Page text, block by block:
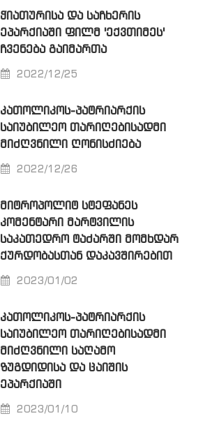
ᲭᲘᲐᲗᲣᲠᲘᲡᲐ ᲓᲐ ᲡᲐᲩᲮᲔᲠᲘᲡ
ᲔᲞᲐᲠᲥᲘᲐᲨᲘ ᲤᲘᲚᲛ 'ᲔᲥᲕᲗᲘᲛᲔᲡ'
ᲩᲕᲔᲜᲔᲑᲐ ᲒᲐᲘᲛᲐᲠᲗᲐ
2022/12/25
ᲙᲐᲗᲝᲚᲘᲙᲝᲡ-ᲞᲐᲢᲠᲘᲐᲠᲥᲘᲡ
ᲡᲐᲘᲣᲑᲘᲚᲔᲝ ᲗᲐᲠᲘᲦᲔᲑᲘᲡᲐᲓᲛᲘ
ᲛᲘᲫᲦᲕᲜᲘᲚᲘ ᲦᲝᲜᲘᲡᲫᲘᲔᲑᲐ
2022/12/26
ᲛᲘᲢᲠᲝᲞᲝᲚᲘᲢ ᲡᲢᲔᲤᲐᲜᲔᲡ
ᲙᲝᲛᲔᲜᲢᲐᲠᲘ ᲛᲐᲠᲢᲕᲘᲚᲘᲡ
ᲡᲐᲙᲐᲗᲔᲓᲠᲝ ᲢᲐᲫᲐᲠᲨᲘ ᲛᲝᲛᲮᲓᲐᲠ
ᲥᲣᲠᲓᲝᲑᲐᲡᲗᲐᲜ ᲓᲐᲙᲐᲕᲨᲘᲠᲔᲑᲘᲗ
2023/01/02
ᲙᲐᲗᲝᲚᲘᲙᲝᲡ-ᲞᲐᲢᲠᲘᲐᲠᲥᲘᲡ
ᲡᲐᲘᲣᲑᲘᲚᲔᲝ ᲗᲐᲠᲘᲦᲔᲑᲘᲡᲐᲓᲛᲘ
ᲛᲘᲫᲦᲕᲜᲘᲚᲘ ᲡᲐᲦᲐᲛᲝ
ᲖᲣᲒᲓᲘᲓᲘᲡᲐ ᲓᲐ ᲪᲐᲘᲨᲘᲡ
ᲔᲞᲐᲠᲥᲘᲐᲨᲘ
2023/01/10